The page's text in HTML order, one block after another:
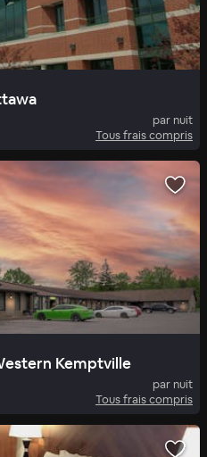
par nuit
Tous frais compris
Kemptville
par nuit
Tous frais compris